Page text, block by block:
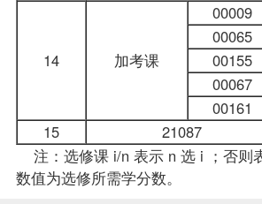
14 加考课
00009
00065
00155
00067
00161
15
21087
注：选修课 i/n 表示 n 选 i ；否则
数值为选修所需学分数。